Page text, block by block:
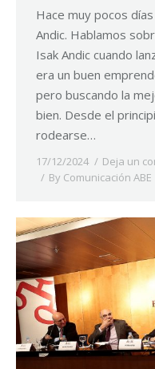
Hace muy pocos
Andic. Hablamos
Isak Andic cuando
era un buen
pero buscando la
bien. Desde el
rodearse…
17/12/2024 Deja un
By Comunicación ABE